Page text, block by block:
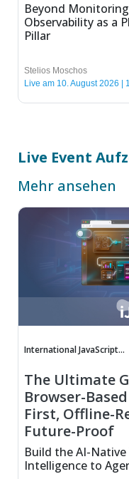
Beyond
Observability as a
Pillar
Stelios Moschos
Live am 10. August 2026 |
Live Event
Mehr ansehen
International JavaScript...
The Ultimate
Browser-
First, Offline-
Future-Proof
Build the AI-
Intelligence to